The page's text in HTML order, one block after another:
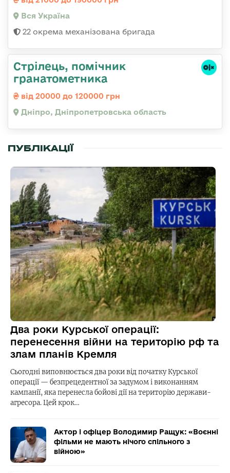
Вся Україна
22 окрема механізована бригада
Стрілець, помічник
гранатометника
від 20000 до 120000 грн
Дніпро, Дніпропетровська область
ПУБЛІКАЦІЇ
Два роки Курської операції:
перенесення війни на територію рф та
злам планів Кремля
Сьогодні виповнюється два роки від початку Курської
операції — безпрецедентної за задумом і виконанням
кампанії, яка перенесла бойові дії на територію держави-
агресора. Цей крок…
Актор і офіцер Володимир Ращук: «Воєнні
фільми не мають нічого спільного з
війною»